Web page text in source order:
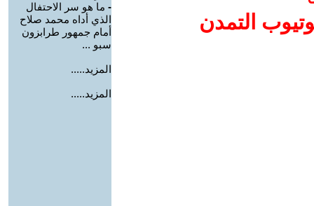
التمدن
- ما هو سر الاحتفال
الذي أداه محمد صلاح
أمام جمهور طرابزون
سبو ...
المزيد.....
المزيد.....